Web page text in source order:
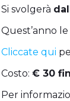
Si svolgerà
Quest’anno le
Cliccate qui
Costo: € 30
Per